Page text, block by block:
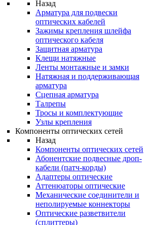
Назад
Арматура для подвески
оптических кабелей
Зажимы крепления шлейфа
оптического кабеля
Защитная арматура
Клещи натяжные
Ленты монтажные и замки
Натяжная и поддерживающая
арматура
Сцепная арматура
Талрепы
Тросы и комплектующие
Узлы крепления
Компоненты оптических сетей
Назад
Компоненты оптических сетей
Абонентские подвесные дроп-
кабели (патч-корды)
Адаптеры оптические
Аттенюаторы оптические
Механические соединители и
неполируемые коннекторы
Оптические разветвители
(сплиттеры)